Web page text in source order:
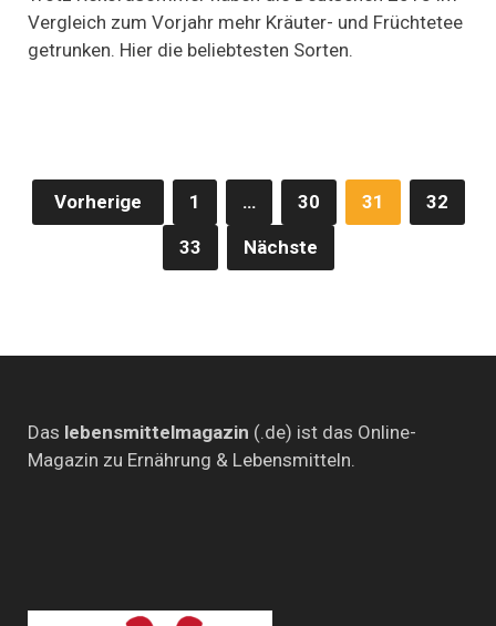
mehr
Kräuter-
Vergleich zum Vorjahr mehr Kräuter- und Früchtetee
getrunken. Hier die beliebtesten Sorten.
Seitennummerierung
Vorherige 1 … 30 31 32
33 Nächste
Das lebensmittelmagazin (.de) ist das Online-
Magazin zu Ernährung & Lebensmitteln.